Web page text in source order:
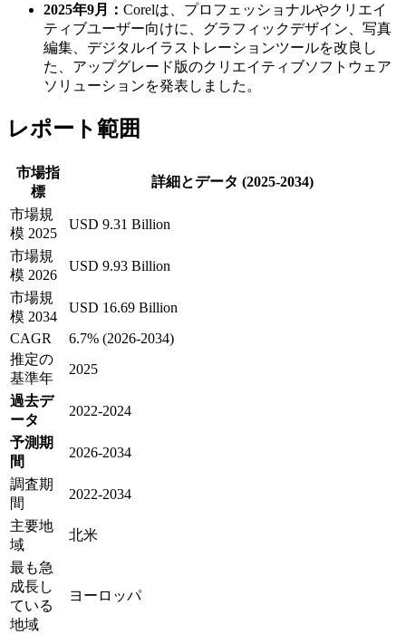
2025年9月： Corelは、プロフェッショナルやクリエイ
ティブユーザー向けに、グラフィックデザイン、写真
編集、デジタルイラストレーションツールを改良し
た、アップグレード版のクリエイティブソフトウェア
ソリューションを発表しました。
レポート範囲
市場指
標
詳細とデータ (2025-2034)
市場規
模 2025
USD 9.31 Billion
市場規
模 2026
USD 9.93 Billion
市場規
模 2034
USD 16.69 Billion
CAGR
6.7% (2026-2034)
推定の
基準年
2025
過去デ
ータ
2022-2024
予測期
間
2026-2034
調査期
間
2022-2034
主要地
域
北米
最も急
成長し
ている
地域
ヨーロッパ